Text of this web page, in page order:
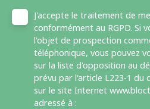
J'accepte le traitement de
conformément au RGPD. Si
l'objet de prospection
téléphonique, vous pouvez
sur la liste d'opposition au
prévu par l'article L223-1 du
sur le site Internet
adressé à :